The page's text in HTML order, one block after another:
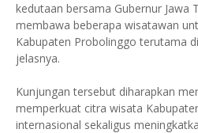
kedutaan bersama Gubernur Jawa
membawa beberapa wisatawan
Kabupaten Probolinggo terutama
jelasnya.
Kunjungan tersebut diharapkan
memperkuat citra wisata
internasional sekaligus